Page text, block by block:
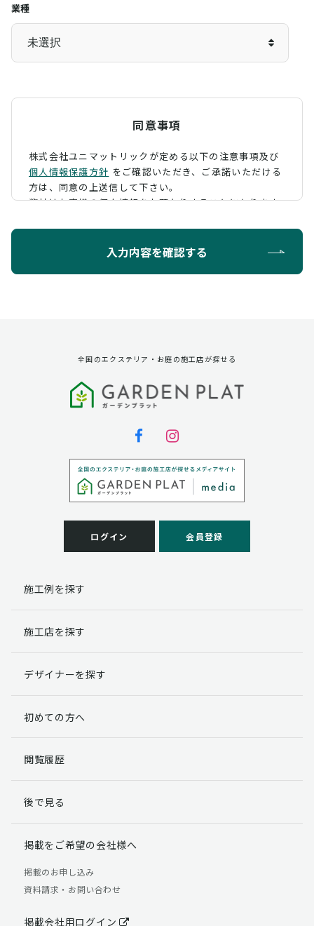
業種
同意事項
株式会社ユニマットリックが定める以下の注意事項及び
個人情報保護方針 をご確認いただき、 ご承諾いただける
方は、同意の上送信して下さい。
弊社はお客様の個人情報をお預かりすることになります
ように定め、保護に努めております。
第三者への提供
弊社は法律で定められている場合を除いて、お客様の個
個人情報の取扱い業務の委託
弊社は事業運営上、お客様により良いサービスを提供す
るために業務の一部を外部に委託しており、業務委託先
客様には、貴殿の個人情報の利用目的の通知、開示、訂
理・機密保持などによりお客様の個人情報の漏洩防止に
個人情報提出の任意性
す。
らかじめご了承ください。
個人情報の開示請求について
る権利があります。
「個人情報の取り扱いについて」
【お問合せ先】 個人情報問合せ窓口
TEL：03-5411-7891（平日9:00 ～ 18:00）
入力内容を確認する
全国のエクステリア・お庭の施工店が探せる
ログイン 会員登録
施工例を探す
施工店を探す
デザイナーを探す
初めての方へ
閲覧履歴
後で見る
掲載をご希望の会社様へ
掲載のお申し込み
資料請求・お問い合わせ
掲載会社用ログイン